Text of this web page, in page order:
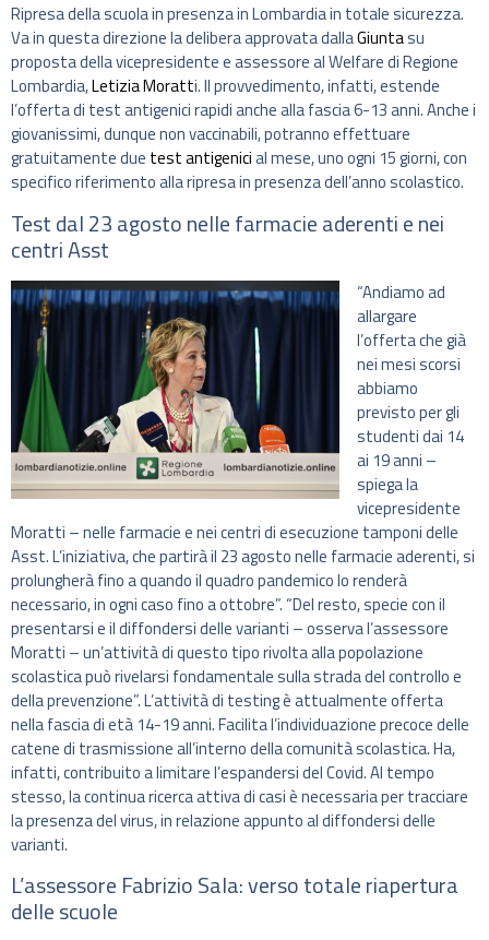
Ripresa della scuola in presenza in Lombardia in totale sicurezza.
Va in questa direzione la delibera approvata dallaGiuntasu
proposta della vicepresidente e assessore al Welfare di Regione
Lombardia,Letizia Moratti. Il provvedimento, infatti, estende
l’offerta di test antigenici rapidi anche alla fascia 6-13 anni. Anche i
giovanissimi, dunque non vaccinabili, potranno effettuare
gratuitamente due test antigenicial mese, uno ogni 15 giorni, con
specifico riferimento alla ripresa in presenza dell’anno scolastico.
Test dal 23 agosto nelle farmacie aderenti e nei
centri Asst
“Andiamo ad
allargare
l’offerta che già
nei mesi scorsi
abbiamo
previsto per gli
studenti dai 14
ai 19 anni –
spiega la
vicepresidente
Moratti – nelle farmacie e nei centri di esecuzione tamponi delle
Asst. L’iniziativa, che partirà il 23 agosto nelle farmacie aderenti, si
prolungherà fino a quando il quadro pandemico lo renderà
necessario, in ogni caso fino a ottobre”. “Del resto, specie con il
presentarsi e il diffondersi delle varianti – osserva l’assessore
Moratti – un’attività di questo tipo rivolta alla popolazione
scolastica può rivelarsi fondamentale sulla strada del controllo e
della prevenzione”. L’attività di testing è attualmente offerta
nella fascia di età 14-19 anni. Facilita l’individuazione precoce delle
catene di trasmissione all’interno della comunità scolastica. Ha,
infatti, contribuito a limitare l’espandersi del Covid. Al tempo
stesso, la continua ricerca attiva di casi è necessaria per tracciare
la presenza del virus, in relazione appunto al diffondersi delle
varianti.
L’assessore Fabrizio Sala: verso totale riapertura
delle scuole